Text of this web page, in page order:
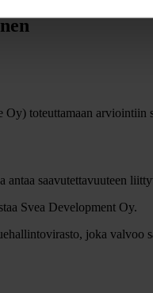
toteuttamaan arviointiin
saavutettavuuteen
Svea Development Oy.
joka valvoo